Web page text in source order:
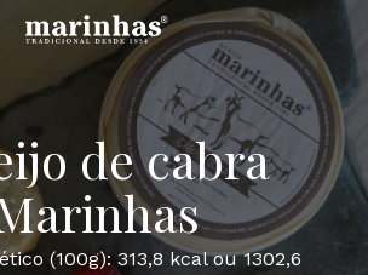
de cabra
(100g): 313,8 kcal ou 1302,6